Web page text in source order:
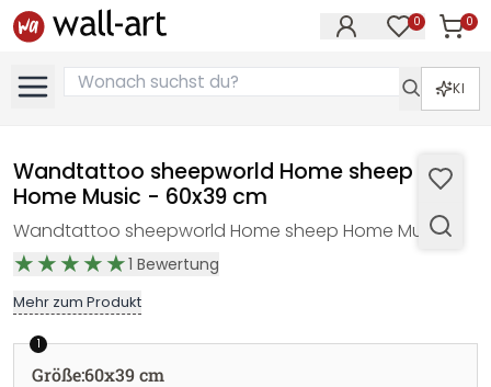
0 0
KI
Wandtattoo sheepworld Home sheep
Home Music - 60x39 cm
Wandtattoo sheepworld Home sheep Home Music
1 Bewertung
Mehr zum Produkt
1
Größe:60x39 cm